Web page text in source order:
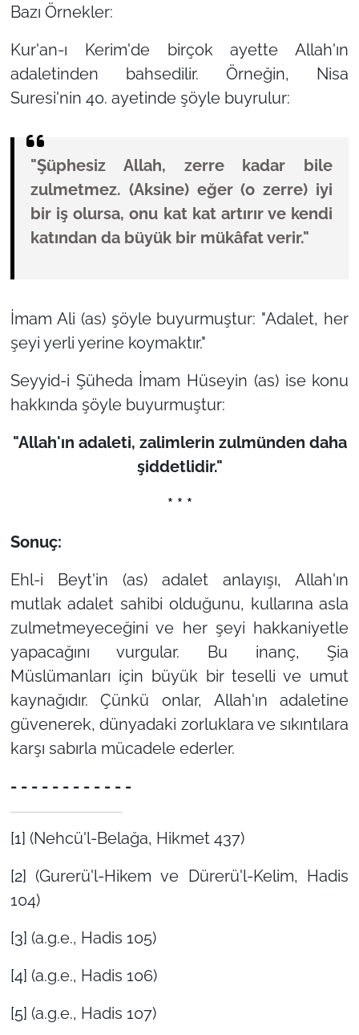
Bazı Örnekler:
Kur'an-ı Kerim'de birçok ayette Allah'ın
adaletinden bahsedilir. Örneğin, Nisa
Suresi'nin 40. ayetinde şöyle buyrulur:
"Şüphesiz Allah, zerre kadar bile
zulmetmez. (Aksine) eğer (o zerre) iyi
bir iş olursa, onu kat kat artırır ve kendi
katından da büyük bir mükâfat verir."
İmam Ali (as) şöyle buyurmuştur: "Adalet, her
şeyi yerli yerine koymaktır."
Seyyid-i Şüheda İmam Hüseyin (as) ise konu
hakkında şöyle buyurmuştur:
"Allah'ın adaleti, zalimlerin zulmünden daha
şiddetlidir."
* * *
Sonuç:
Ehl-i Beyt'in (as) adalet anlayışı, Allah'ın
mutlak adalet sahibi olduğunu, kullarına asla
zulmetmeyeceğini ve her şeyi hakkaniyetle
yapacağını vurgular. Bu inanç, Şia
Müslümanları için büyük bir teselli ve umut
kaynağıdır. Çünkü onlar, Allah'ın adaletine
güvenerek, dünyadaki zorluklara ve sıkıntılara
karşı sabırla mücadele ederler.
- - - - - - - - - - - -
[1] (Nehcü'l-Belağa, Hikmet 437)
[2] (Gurerü'l-Hikem ve Dürerü'l-Kelim, Hadis
104)
[3] (a.g.e., Hadis 105)
[4] (a.g.e., Hadis 106)
[5] (a.g.e., Hadis 107)